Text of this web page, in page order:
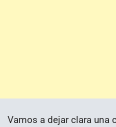
Vamos a dejar clara una